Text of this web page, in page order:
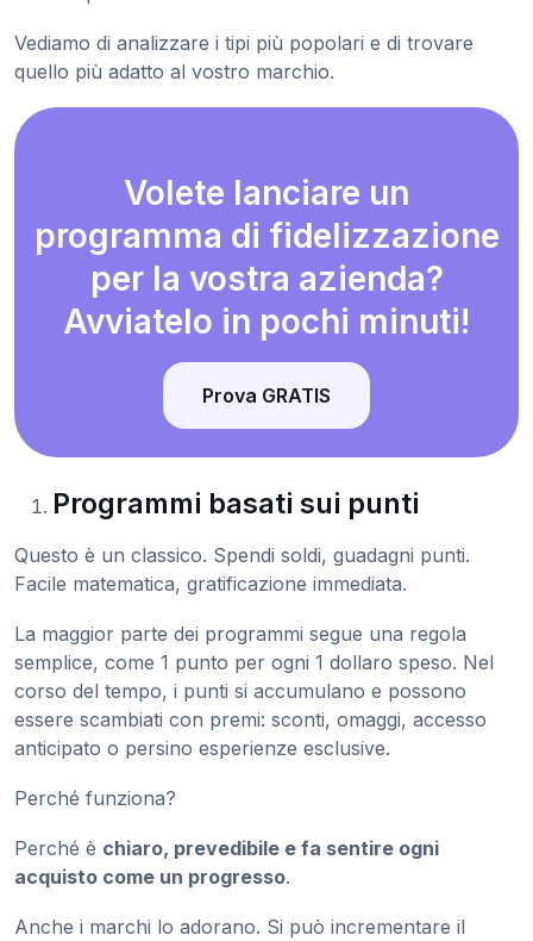
Vediamo di analizzare i tipi più popolari e di trovare
quello più adatto al vostro marchio.
Volete lanciare un
programma di fidelizzazione
per la vostra azienda?
Avviatelo in pochi minuti!
Prova GRATIS
Programmi basati sui punti
Questo è un classico. Spendi soldi, guadagni punti.
Facile matematica, gratificazione immediata.
La maggior parte dei programmi segue una regola
semplice, come 1 punto per ogni 1 dollaro speso. Nel
corso del tempo, i punti si accumulano e possono
essere scambiati con premi: sconti, omaggi, accesso
anticipato o persino esperienze esclusive.
Perché funziona?
Perché è chiaro, prevedibile e fa sentire ogni
acquisto come un progresso.
Anche i marchi lo adorano. Si può incrementare il